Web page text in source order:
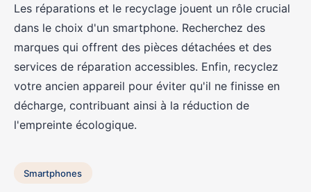
Les réparations et le recyclage jouent un rôle crucial
dans le choix d'un smartphone. Recherchez des
marques qui offrent des pièces détachées et des
services de réparation accessibles. Enfin, recyclez
votre ancien appareil pour éviter qu'il ne finisse en
décharge, contribuant ainsi à la réduction de
l'empreinte écologique.
Smartphones